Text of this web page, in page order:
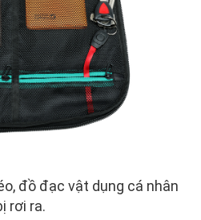
đồ đạc vật dụng cá nhân
rơi ra.